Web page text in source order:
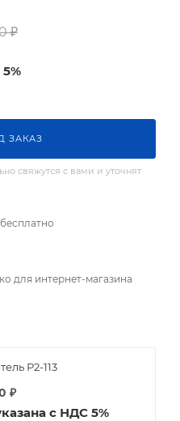
₽
ЗАКАЗ
свяжутся с вами и уточнят
для интернет-магазина
Р2-113
₽
с НДС 5%